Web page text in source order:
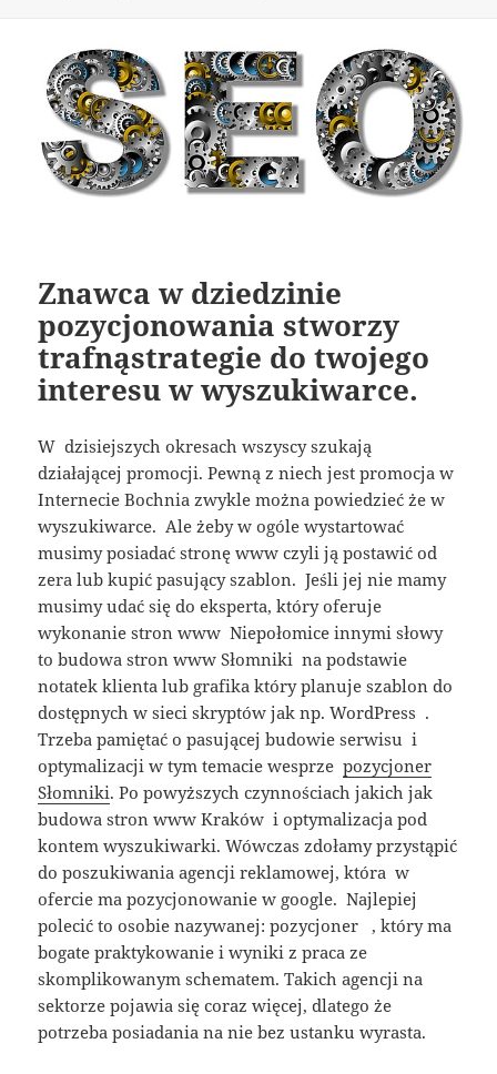
Znawca w dziedzinie
pozycjonowania stworzy
trafnąstrategie do twojego
interesu w wyszukiwarce.
W dzisiejszych okresach wszyscy szukają
działającej promocji. Pewną z niech jest promocja w
Internecie Bochnia zwykle można powiedzieć że w
wyszukiwarce. Ale żeby w ogóle wystartować
musimy posiadać stronę www czyli ją postawić od
zera lub kupić pasujący szablon. Jeśli jej nie mamy
musimy udać się do eksperta, który oferuje
wykonanie stron www Niepołomice innymi słowy
to budowa stron www Słomniki na podstawie
notatek klienta lub grafika który planuje szablon do
dostępnych w sieci skryptów jak np. WordPress .
Trzeba pamiętać o pasującej budowie serwisu i
optymalizacji w tym temacie wesprzepozycjoner
Słomniki. Po powyższych czynnościach jakich jak
budowa stron www Kraków i optymalizacja pod
kontem wyszukiwarki. Wówczas zdołamy przystąpić
do poszukiwania agencji reklamowej, która w
ofercie ma pozycjonowanie w google. Najlepiej
polecić to osobie nazywanej: pozycjoner , który ma
bogate praktykowanie i wyniki z praca ze
skomplikowanym schematem. Takich agencji na
sektorze pojawia się coraz więcej, dlatego że
potrzeba posiadania na nie bez ustanku wyrasta.